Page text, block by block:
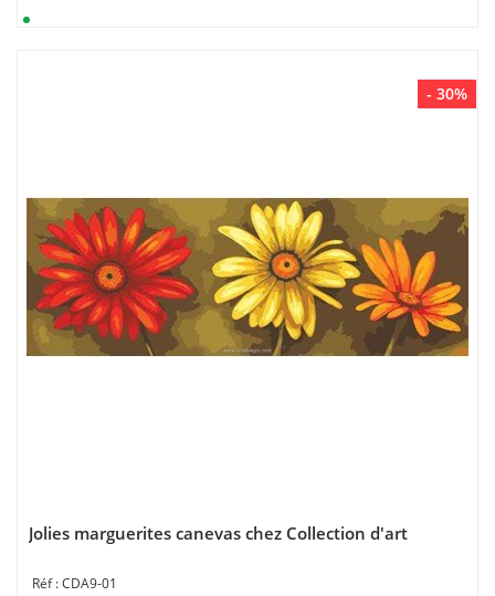
- 30%
Jolies marguerites canevas chez Collection d'art
CDA9-01